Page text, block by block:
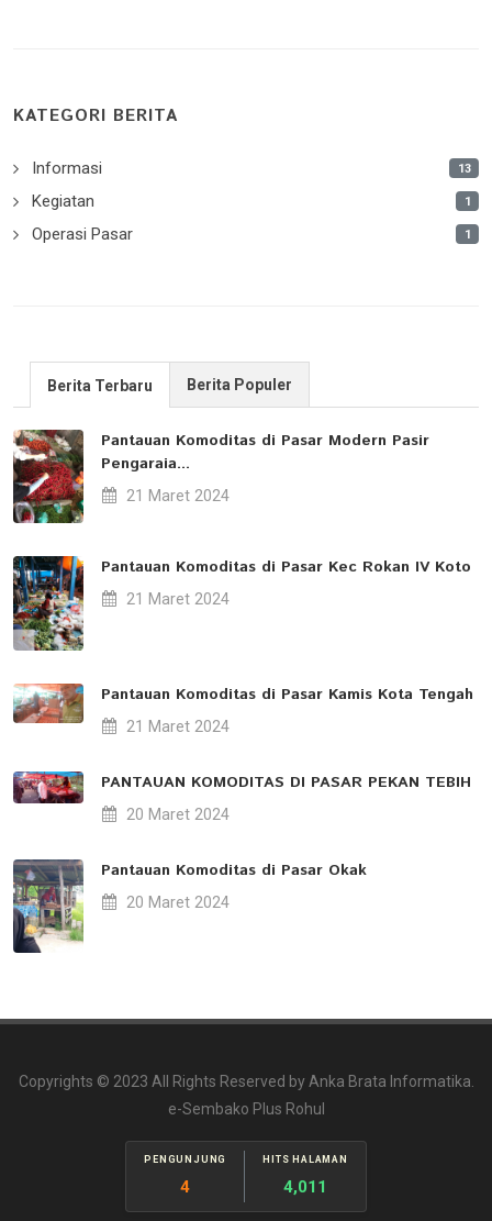
KATEGORI BERITA
Informasi 13
Kegiatan 1
Operasi Pasar 1
Berita Terbaru Berita Populer
Pantauan Komoditas di Pasar Modern Pasir
Pengaraia...
21 Maret 2024
Pantauan Komoditas di Pasar Kec Rokan IV Koto
21 Maret 2024
Pantauan Komoditas di Pasar Kamis Kota Tengah
21 Maret 2024
PANTAUAN KOMODITAS DI PASAR PEKAN TEBIH
20 Maret 2024
Pantauan Komoditas di Pasar Okak
20 Maret 2024
Copyrights © 2023 All Rights Reserved by Anka Brata Informatika.
e-Sembako Plus Rohul
PENGUNJUNG
4
HITS HALAMAN
4,011